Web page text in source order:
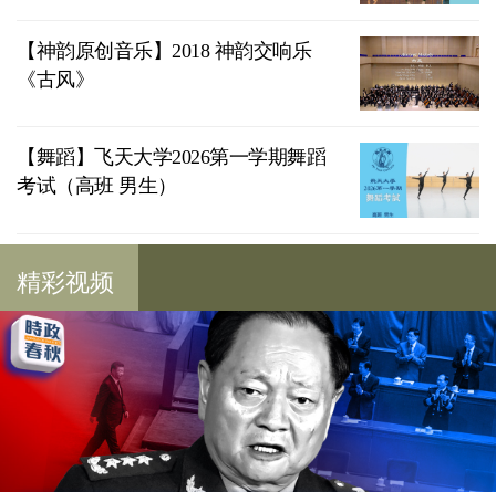
【神韵原创音乐】2018 神韵交响乐
《古风》
【舞蹈】飞天大学2026第一学期舞蹈
考试（高班 男生）
精彩视频